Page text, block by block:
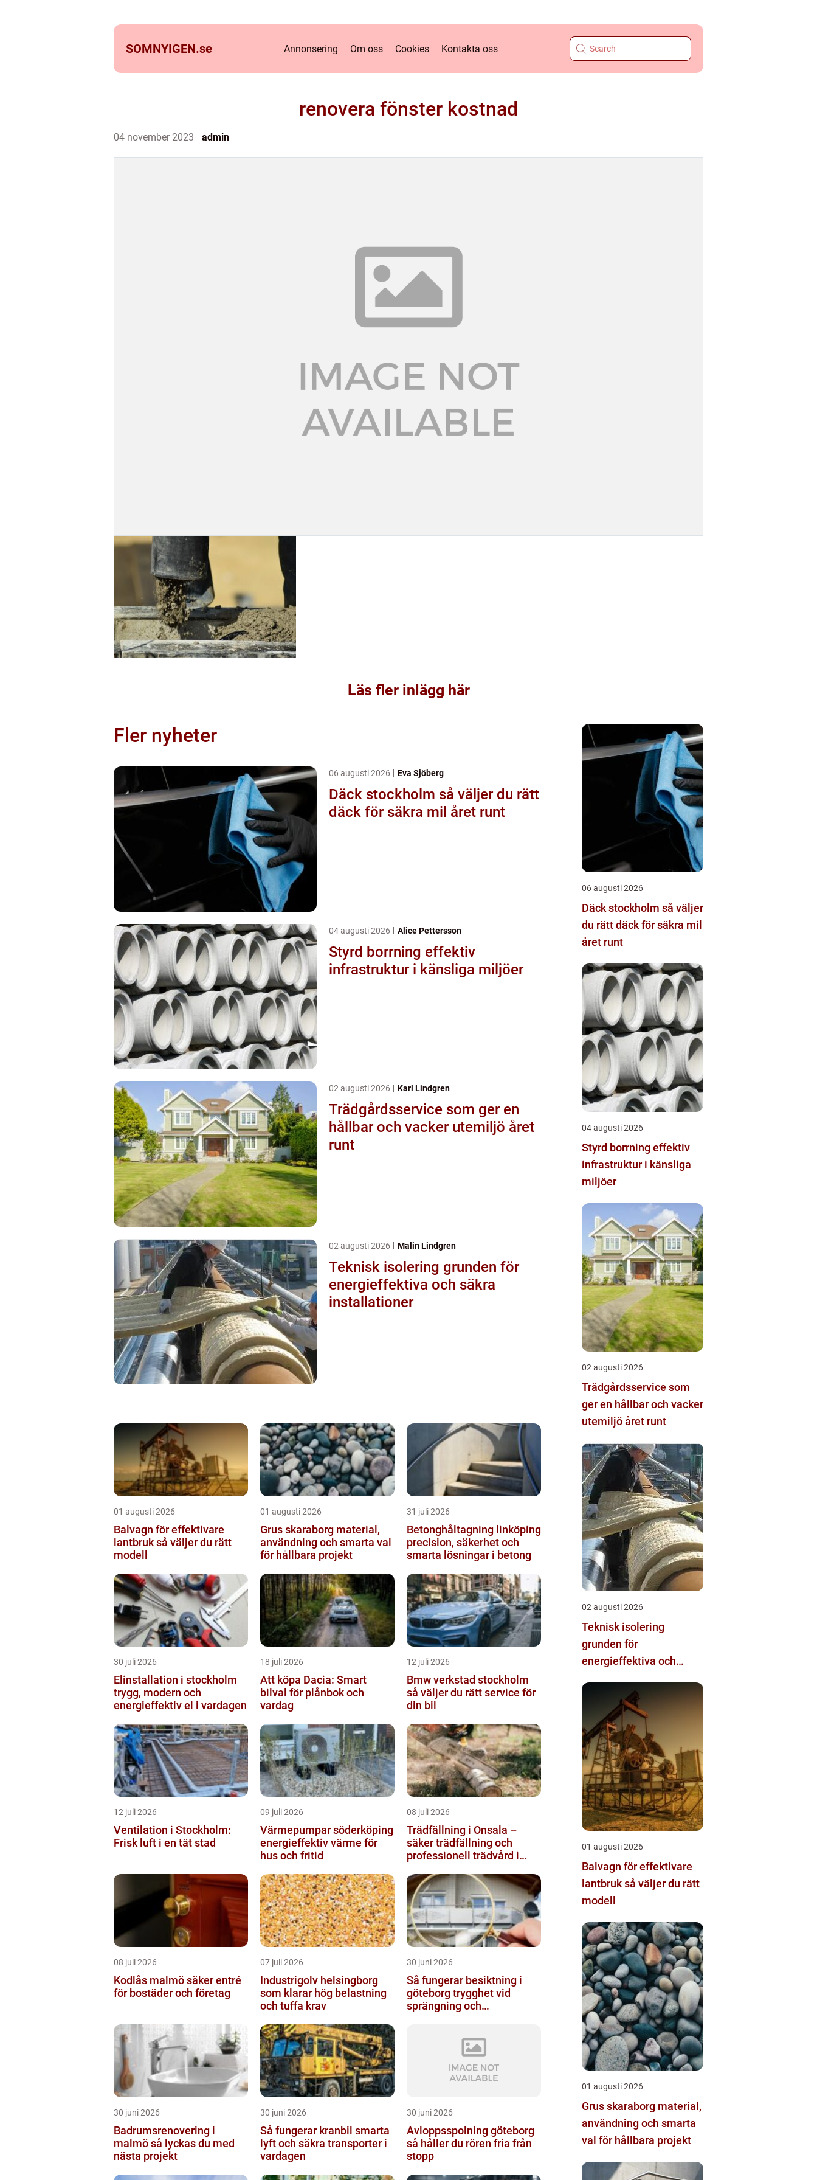
SOMNYIGEN.se Annonsering Om oss Cookies Kontakta oss
renovera fönster kostnad
04 november 2023 admin
Läs fler inlägg här
Fler nyheter
06 augusti 2026 Eva Sjöberg
Däck stockholm så väljer du rätt
däck för säkra mil året runt
04 augusti 2026 Alice Pettersson
Styrd borrning effektiv
infrastruktur i känsliga miljöer
02 augusti 2026 Karl Lindgren
Trädgårdsservice som ger en
hållbar och vacker utemiljö året
runt
02 augusti 2026 Malin Lindgren
Teknisk isolering grunden för
energieffektiva och säkra
installationer
01 augusti 2026
Balvagn för effektivare
lantbruk så väljer du rätt
modell
01 augusti 2026
Grus skaraborg material,
användning och smarta val
för hållbara projekt
31 juli 2026
Betonghåltagning linköping
precision, säkerhet och
smarta lösningar i betong
30 juli 2026
Elinstallation i stockholm
trygg, modern och
energieffektiv el i vardagen
18 juli 2026
Att köpa Dacia: Smart
bilval för plånbok och
vardag
12 juli 2026
Bmw verkstad stockholm
så väljer du rätt service för
din bil
12 juli 2026
Ventilation i Stockholm:
Frisk luft i en tät stad
09 juli 2026
Värmepumpar söderköping
energieffektiv värme för
hus och fritid
08 juli 2026
Trädfällning i Onsala –
säker trädfällning och
professionell trädvård i
08 juli 2026
Kodlås malmö säker entré
för bostäder och företag
07 juli 2026
Industrigolv helsingborg
som klarar hög belastning
och tuffa krav
30 juni 2026
Så fungerar besiktning i
göteborg trygghet vid
sprängning och
30 juni 2026
Badrumsrenovering i
malmö så lyckas du med
nästa projekt
30 juni 2026
Så fungerar kranbil smarta
lyft och säkra transporter i
vardagen
30 juni 2026
Avloppsspolning göteborg
så håller du rören fria från
stopp
06 augusti 2026
Däck stockholm så väljer
du rätt däck för säkra mil
året runt
04 augusti 2026
Styrd borrning effektiv
infrastruktur i känsliga
miljöer
02 augusti 2026
Trädgårdsservice som
ger en hållbar och vacker
utemiljö året runt
02 augusti 2026
Teknisk isolering
grunden för
energieffektiva och
01 augusti 2026
Balvagn för effektivare
lantbruk så väljer du rätt
modell
01 augusti 2026
Grus skaraborg material,
användning och smarta
val för hållbara projekt